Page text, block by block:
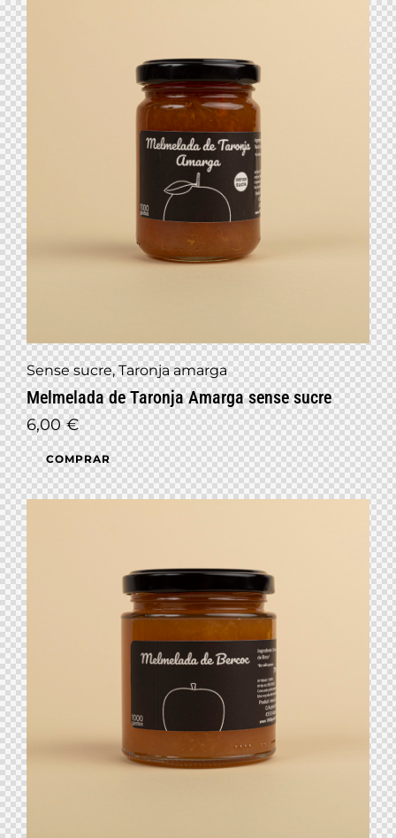
Sense sucre,Taronja amarga
Melmelada de Taronja Amarga sense sucre
6,00€
COMPRAR